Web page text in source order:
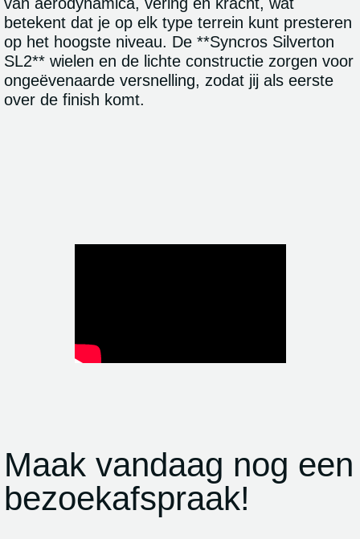
betekent dat je op elk type terrein kunt presteren
op het hoogste niveau. De **Syncros Silverton
SL2** wielen en de lichte constructie zorgen voor
ongeëvenaarde versnelling, zodat jij als eerste
over de finish komt.
Maak vandaag nog een
bezoekafspraak!